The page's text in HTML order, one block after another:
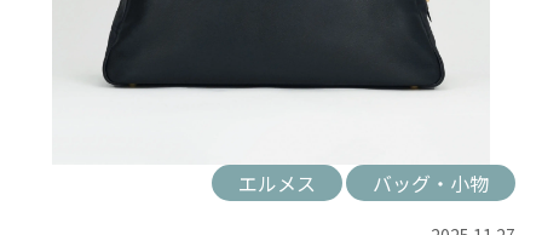
エルメス バッグ・小物